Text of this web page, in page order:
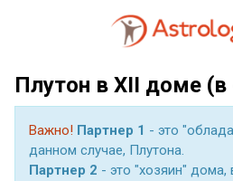
Плутон в XII доме (в
Важно! Партнер 1 - это
данном случае, Плутона.
Партнер 2 - это "хозяин"